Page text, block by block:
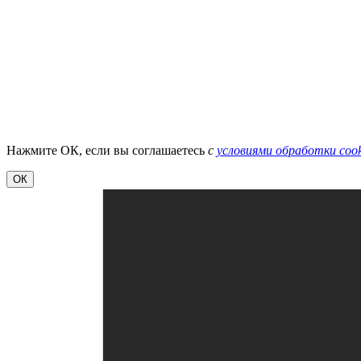
Нажмите ОК, если вы соглашаетесь с условиями обработки
ОК